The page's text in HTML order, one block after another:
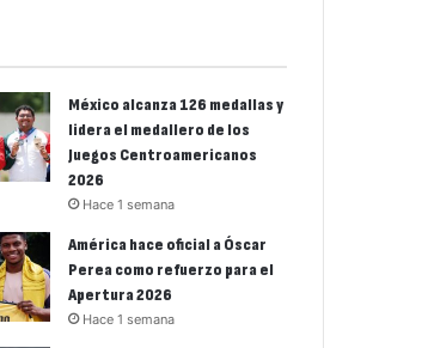
México alcanza 126 medallas y
lidera el medallero de los
Juegos Centroamericanos
2026
Hace 1 semana
América hace oficial a Óscar
Perea como refuerzo para el
Apertura 2026
Hace 1 semana